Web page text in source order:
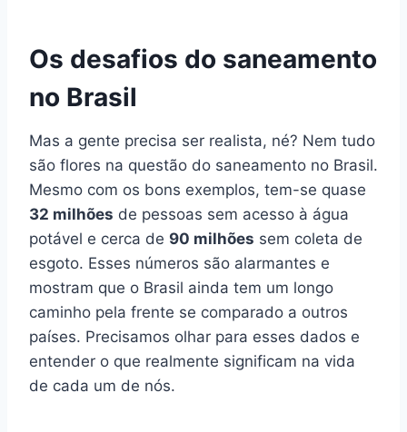
Os desafios do saneamento
no Brasil
Mas a gente precisa ser realista, né? Nem tudo
são flores na questão do saneamento no Brasil.
Mesmo com os bons exemplos, tem-se quase
32 milhões de pessoas sem acesso à água
potável e cerca de 90 milhões sem coleta de
esgoto. Esses números são alarmantes e
mostram que o Brasil ainda tem um longo
caminho pela frente se comparado a outros
países. Precisamos olhar para esses dados e
entender o que realmente significam na vida
de cada um de nós.